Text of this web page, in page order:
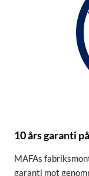
10 års garanti
MAFAs
garanti mot